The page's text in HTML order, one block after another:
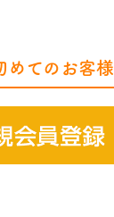
めてのお客様